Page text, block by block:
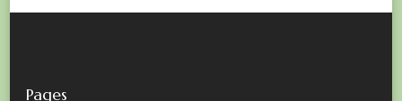
Pages